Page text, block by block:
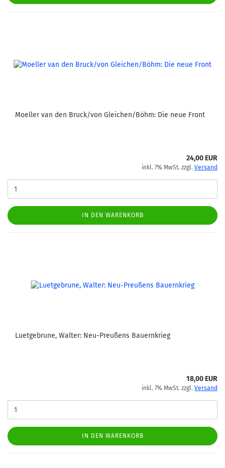
Moeller van den Bruck/von Gleichen/Böhm: Die neue Front
24,00 EUR
inkl. 7% MwSt. zzgl. Versand
IN DEN WARENKORB
Luetgebrune, Walter: Neu-Preußens Bauernkrieg
18,00 EUR
inkl. 7% MwSt. zzgl. Versand
IN DEN WARENKORB